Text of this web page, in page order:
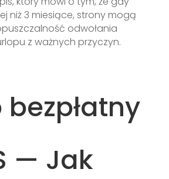
niż 3 miesiące, strony mogą
odwołania
z ważnych przyczyn.
bezpłatny
— Jak